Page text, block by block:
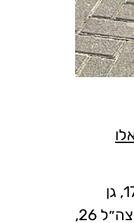
משה דיין 40, ז׳בוטינסקי 46-48, המרכבה 85, דוד אלעזר 87, גן התומר - התומר 17, גן
סיפור כספיון הדג הקטן - בן נון יוחאי 7, ישעיהו 16, קדושי קהיר 23, ברנדיס 9, אלופי צה״ל 26,